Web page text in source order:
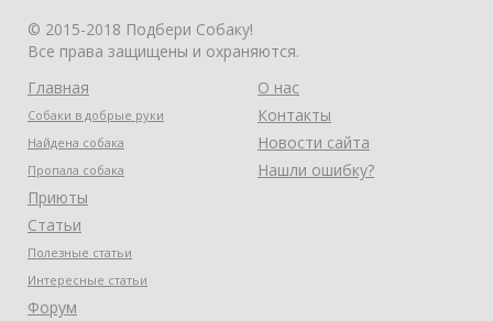
© 2015-2018 Подбери Собаку!
Все права защищены и охраняются.
Главная
Собаки в добрые руки
Найдена собака
Пропала собака
Приюты
Статьи
Полезные статьи
Интересные статьи
Форум
О нас
Контакты
Новости сайта
Нашли ошибку?